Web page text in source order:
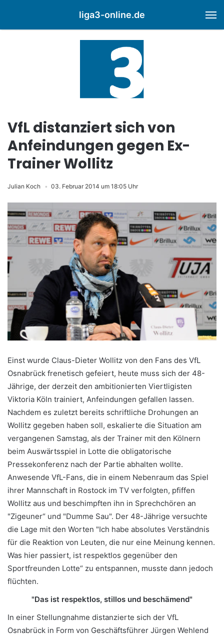
liga3-online.de
VfL distanziert sich von
Anfeindungen gegen Ex-
Trainer Wollitz
Julian Koch 03. Februar 2014 um 18:05 Uhr
Einst wurde Claus-Dieter Wollitz von den Fans des VfL
Osnabrück frenetisch gefeiert, heute muss sich der 48-
Jährige, der derzeit den ambitionierten Viertligisten
Viktoria Köln trainiert, Anfeindungen gefallen lassen.
Nachdem es zuletzt bereits schriftliche Drohungen an
Wollitz gegeben haben soll, eskalierte die Situation am
vergangenen Samstag, als der Trainer mit den Kölnern
beim Auswärtsspiel in Lotte die obligatorische
Pressekonferenz nach der Partie abhalten wollte.
Anwesende VfL-Fans, die in einem Nebenraum das Spiel
ihrer Mannschaft in Rostock im TV verfolgten, pfiffen
Wollitz aus und beschimpften ihn in Sprechchören an
"Zigeuner“ und "Dumme Sau". Der 48-Jährige versuchte
die Lage mit den Worten "Ich habe absolutes Verständnis
für die Reaktion von Leuten, die nur eine Meinung kennen.
Was hier passiert, ist respektlos gegenüber den
Sportfreunden Lotte“ zu entspannen, musste dann jedoch
flüchten.
"Das ist respektlos, stillos und beschämend"
In einer Stellungnahme distanzierte sich der VfL
Osnabrück in Form von Geschäftsführer Jürgen Wehlend